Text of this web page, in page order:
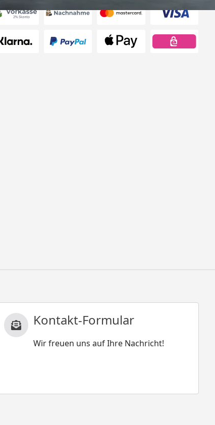
Kontakt-Formular
Wir freuen uns auf Ihre Nachricht!